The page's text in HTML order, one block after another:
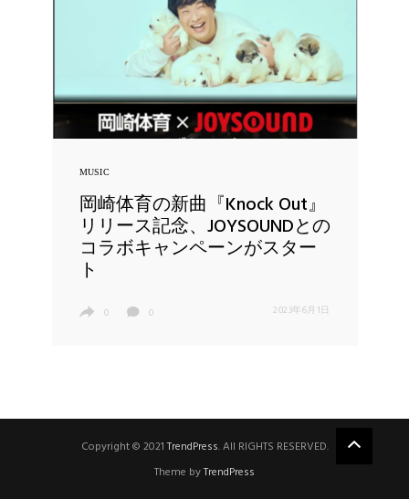
MUSIC
岡崎体育の新曲『Knock Out』
リリース記念、JOYSOUNDとの
コラボキャンペーンがスター
ト
0 0 2023年6月1日
Copyright © 2021TrendPress. All RIGHTS RESERVED.
Theme byTrendPress